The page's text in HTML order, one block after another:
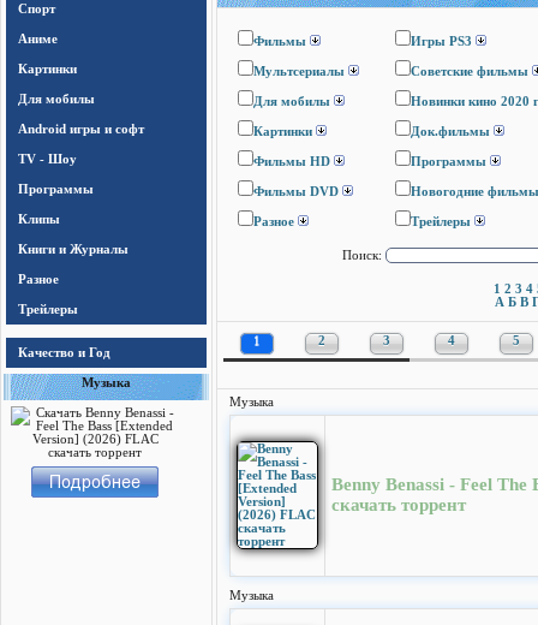
Спорт
Аниме
Картинки
Для мобилы
Android игры и софт
TV - Шоу
Программы
Клипы
Книги и Журналы
Разное
Трейлеры
Качество и Год
Музыка
Фильмы Игры PS3
Мультсериалы Cоветские фильмы
Для мобилы Новинки кино 2020
Картинки Док.фильмы
Фильмы HD Программы
Фильмы DVD Новогодние фильмы
Разное Трейлеры
Поиск:
1 2 3 4
А Б В
1 2 3 4 5
Музыка
Benny Benassi - Feel
скачать торрент
Музыка